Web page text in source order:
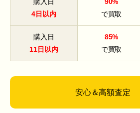
4日以内
で買取
購入日
11日以内
85%
で買取
安心＆高額査定